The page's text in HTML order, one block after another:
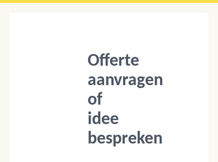
Offerte
aanvragen
of
idee
bespreken